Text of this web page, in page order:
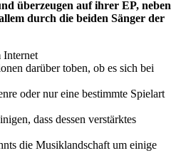
überzeugen auf ihrer EP, neben
durch die beiden Sänger der
Internet
darüber toben, ob es sich bei
oder nur eine bestimmte Spielart
dass dessen verstärktes
die Musiklandschaft um einige